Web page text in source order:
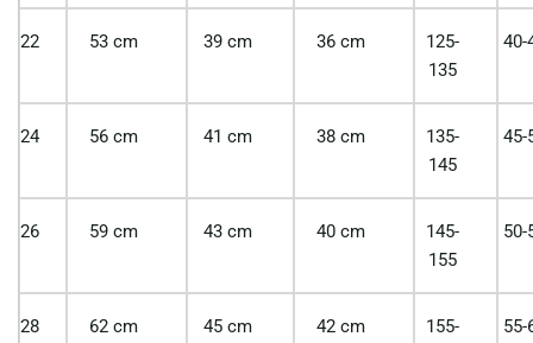
22 53 cm 39 cm 36 cm
125-
135
40-
24 56 cm 41 cm 38 cm
135-
145
45-
26 59 cm 43 cm 40 cm
145-
155
50-
28 62 cm 45 cm 42 cm
155-
55-